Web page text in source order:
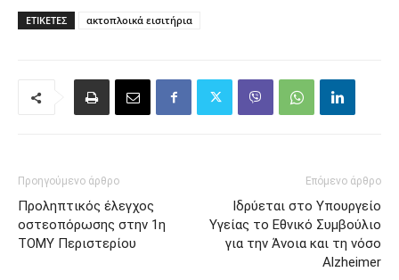
ΕΤΙΚΈΤΕΣ ακτοπλοικά εισιτήρια
Προηγούμενο άρθρο
Προληπτικός έλεγχος
οστεοπόρωσης στην 1η
ΤΟΜΥ Περιστερίου
Επόμενο άρθρο
Ιδρύεται στο Υπουργείο
Υγείας το Εθνικό Συμβούλιο
για την Άνοια και τη νόσο
Alzheimer